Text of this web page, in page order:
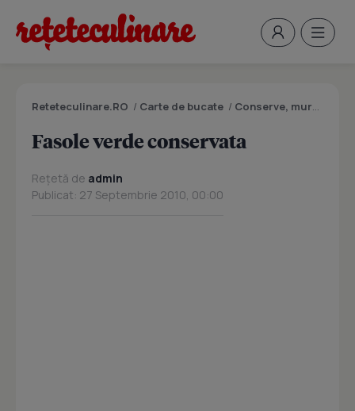
Reteteculinare.RO / Carte de bucate / Conserve, muraturi
Fasole verde conservata
Rețetă de admin
Publicat: 27 Septembrie 2010, 00:00